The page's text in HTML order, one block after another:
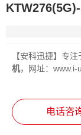
【安科迅捷】专注
机，网址： www.i-
电话咨